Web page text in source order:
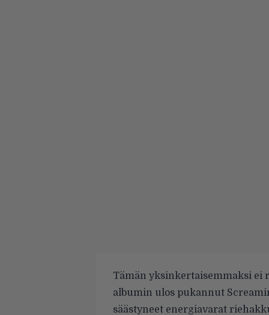
Tämän yksinkertaisemmaksi ei
albumin ulos pukannut
säästyneet energiavarat